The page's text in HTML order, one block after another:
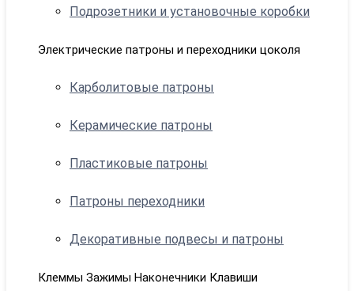
Подрозетники и установочные коробки
Электрические патроны и переходники цоколя
Карболитовые патроны
Керамические патроны
Пластиковые патроны
Патроны переходники
Декоративные подвесы и патроны
Клеммы Зажимы Наконечники Клавиши